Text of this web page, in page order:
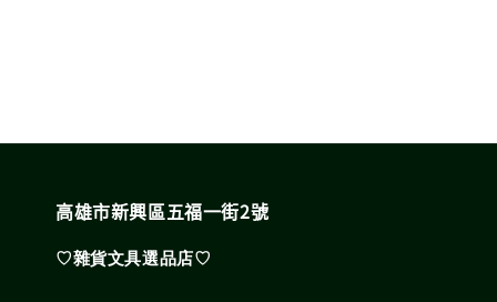
高雄市新興區五福一街2號
♡雜貨文具選品店♡